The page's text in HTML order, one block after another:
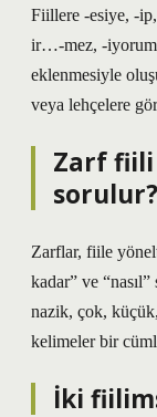
Fiillere -esiye, -
ir…-mez, -
eklenmesiyle
veya lehçelere
Zarf fiili
sorulur?
Zarflar, fiile
kadar” ve “nasıl”
nazik, çok,
kelimeler bir
İki